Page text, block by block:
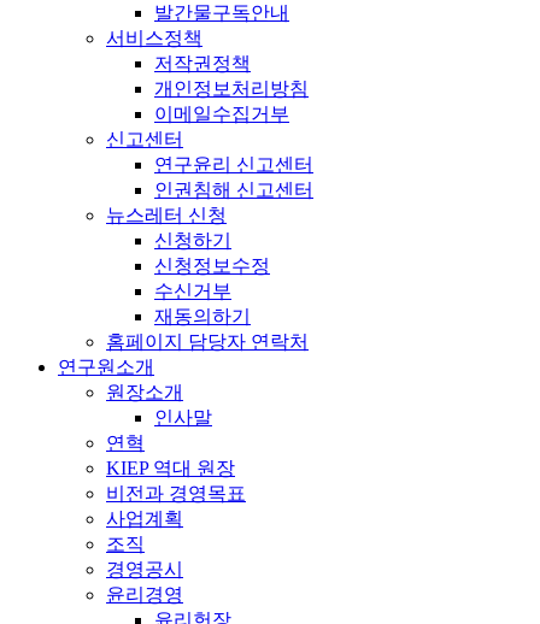
발간물구독안내
서비스정책
저작권정책
개인정보처리방침
이메일수집거부
신고센터
연구윤리 신고센터
인권침해 신고센터
뉴스레터 신청
신청하기
신청정보수정
수신거부
재동의하기
홈페이지 담당자 연락처
연구원소개
원장소개
인사말
연혁
KIEP 역대 원장
비전과 경영목표
사업계획
조직
경영공시
윤리경영
윤리헌장